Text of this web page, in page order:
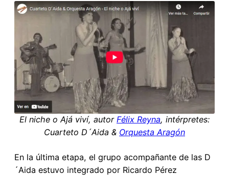
El niche o Ajá viví, autor Félix Reyna, intérpretes:
Cuarteto D´Aida & Orquesta Aragón
En la última etapa, el grupo acompañante de las D
´Aida estuvo integrado por Ricardo Pérez